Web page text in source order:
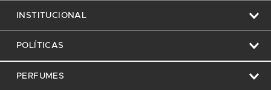
INSTITUCIONAL
POLÍTICAS
PERFUMES